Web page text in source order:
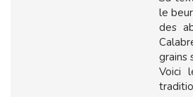
le
des
grains
Voici